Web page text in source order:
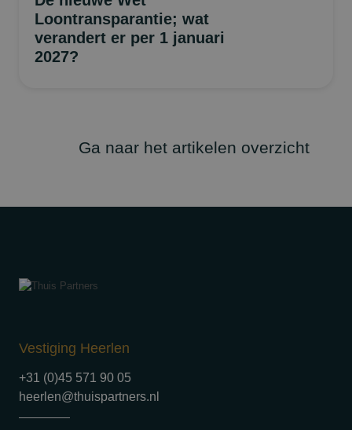
Loontransparantie; wat
verandert er per 1 januari
2027?
Ga naar het artikelen overzicht
Vestiging Heerlen
+31 (0)45 571 90 05
heerlen@thuispartners.nl